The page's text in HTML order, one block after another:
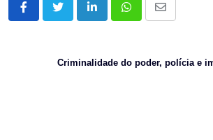
LinkedInWhatsappShare
Email
Criminalidade do poder, polícia e